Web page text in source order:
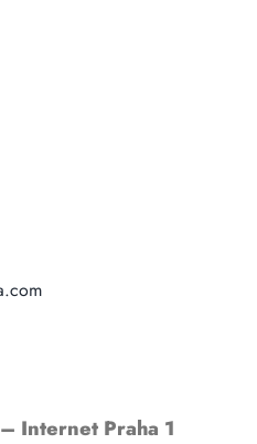
Internet Praha 1